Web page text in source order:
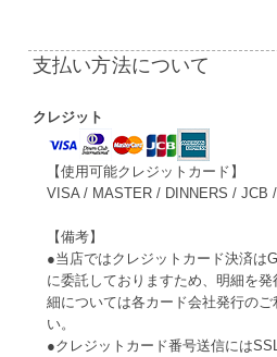
支払い方法について
クレジット
【使用可能クレジットカード】
VISA / MASTER / DINNERS / JCB
【備考】
●当店ではクレジットカード決済は
に委託しておりますため、明細を
細については各カード会社発行のご
い。
●クレジットカード番号送信には